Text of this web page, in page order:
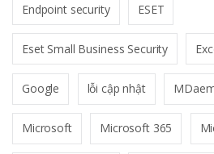
Endpoint security ESET
Eset Small Business Security
Google lỗi cập nhật
Microsoft Microsoft 365